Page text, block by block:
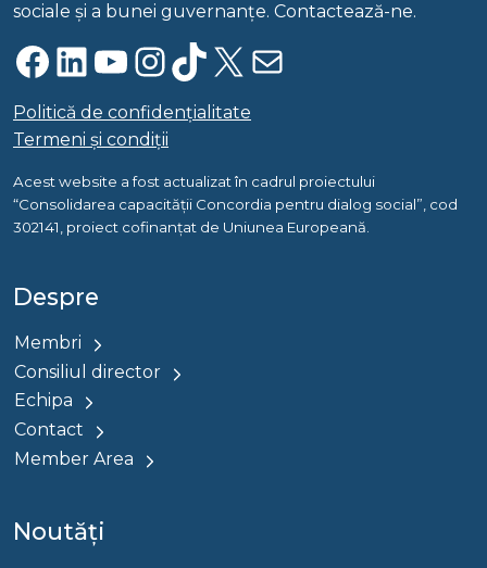
sociale și a bunei guvernanțe. Contactează-ne.
Facebook LinkedIn YouTube InstagramTikTok X Mail
Politică de confidențialitate
Termeni și condiții
Acest website a fost actualizat în cadrul proiectului
“Consolidarea capacității Concordia pentru dialog social”, cod
302141, proiect cofinanțat de Uniunea Europeană.
Despre
Membri
Consiliul director
Echipa
Contact
Member Area
Noutăți